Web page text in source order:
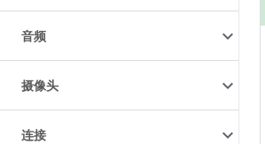
音频
摄像头
连接